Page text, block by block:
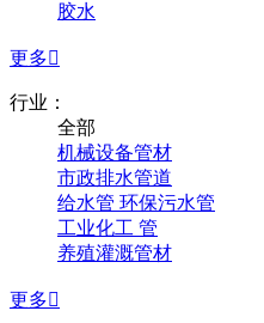
胶水
更多
行业：
全部
机械设备管材
市政排水管道
给水管 环保污水管
工业化工 管
养殖灌溉管材
更多